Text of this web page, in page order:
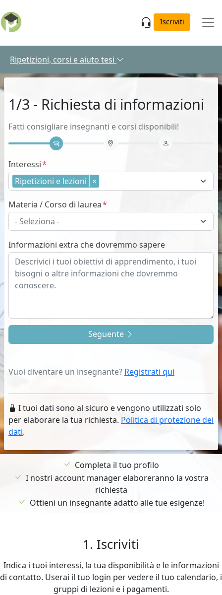
Iscriviti
Ripetizioni, corsi e aiuto tesi
1/3 - Richiesta di informazioni
Fatti consigliare insegnanti e corsi disponibili!
Interessi
Ripetizioni e lezioni ×
Materia / Corso di laurea
Informazioni extra che dovremmo sapere
Seguente
Vuoi diventare un insegnante? Registrati qui
I tuoi dati sono al sicuro e vengono utilizzati solo
per elaborare la tua richiesta. Politica di protezione dei
dati.
Completa il tuo profilo
I nostri account manager elaboreranno la vostra
richiesta
Ottieni un insegnante adatto alle tue esigenze!
1. Iscriviti
Indica i tuoi interessi, la tua disponibilità e le informazioni
di contatto. Userai il tuo login per vedere il tuo calendario, i
gruppi di lezioni e i pagamenti.